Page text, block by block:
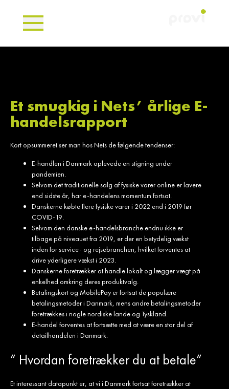
Et smugkig i Nets’ årlige E-
handelsrapport
Kort opsummeret ser man hos Nets de følgende tendenser:
E-handlen i Danmark oplevede en stigning under
pandemien.
Selvom det traditionelle salg af fysiske varer online er lavere
end sidste år, har e-handelens momentum fortsat.
Danskerne købte flere fysiske varer i 2022 end i 2019 før
COVID-19.
Selvom den danske e-handelsbranche endnu ikke er
tilbage på niveauet fra 2019, er der en betydelig vækst
inden for service- og rejsebranchen, hvilket forventes at
drive yderligere vækst i 2023.
Danskerne foretrækker at handle lokalt og lægger vægt på
enkelhed omkring deres produktvalg.
Betalingskort og MobilePay er fortsat de populære
betalingsmetoder i Danmark, mens andre betalingsmetoder
foretrækkes i nogle nordiske lande og Tyskland.
E-handel forventes at fortsætte med at være en stor del af
detailhandelen i Danmark.
” Hvordan foretrækker du at betale”
Et interessant datapunkt er, at vi i Danmark fortsat foretrækker at